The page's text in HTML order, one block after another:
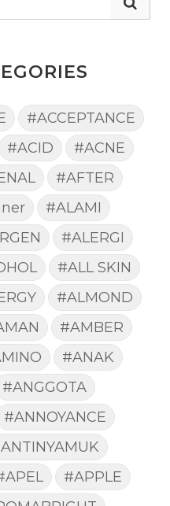
#ACCEPTANCE
#ACID
#ACNE
#AFTER
#ALAMI
#ALERGI
#ALL SKIN
#ALMOND
#AMBER
#ANAK
#ANGGOTA
#ANNOYANCE
#APPLE